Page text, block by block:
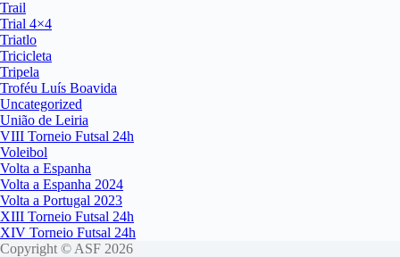
Trail
Trial 4×4
Triatlo
Tricicleta
Tripela
Troféu Luís Boavida
Uncategorized
União de Leiria
VIII Torneio Futsal 24h
Voleibol
Volta a Espanha
Volta a Espanha 2024
Volta a Portugal 2023
XIII Torneio Futsal 24h
XIV Torneio Futsal 24h
Copyright © ASF 2026